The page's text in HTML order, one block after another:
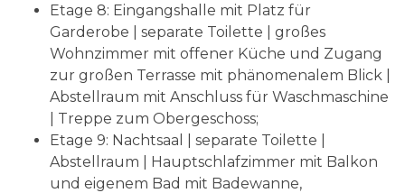
Etage 8: Eingangshalle mit Platz für
Garderobe | separate Toilette | großes
Wohnzimmer mit offener Küche und Zugang
zur großen Terrasse mit phänomenalem Blick |
Abstellraum mit Anschluss für Waschmaschine
| Treppe zum Obergeschoss;
Etage 9: Nachtsaal | separate Toilette |
Abstellraum | Hauptschlafzimmer mit Balkon
und eigenem Bad mit Badewanne,